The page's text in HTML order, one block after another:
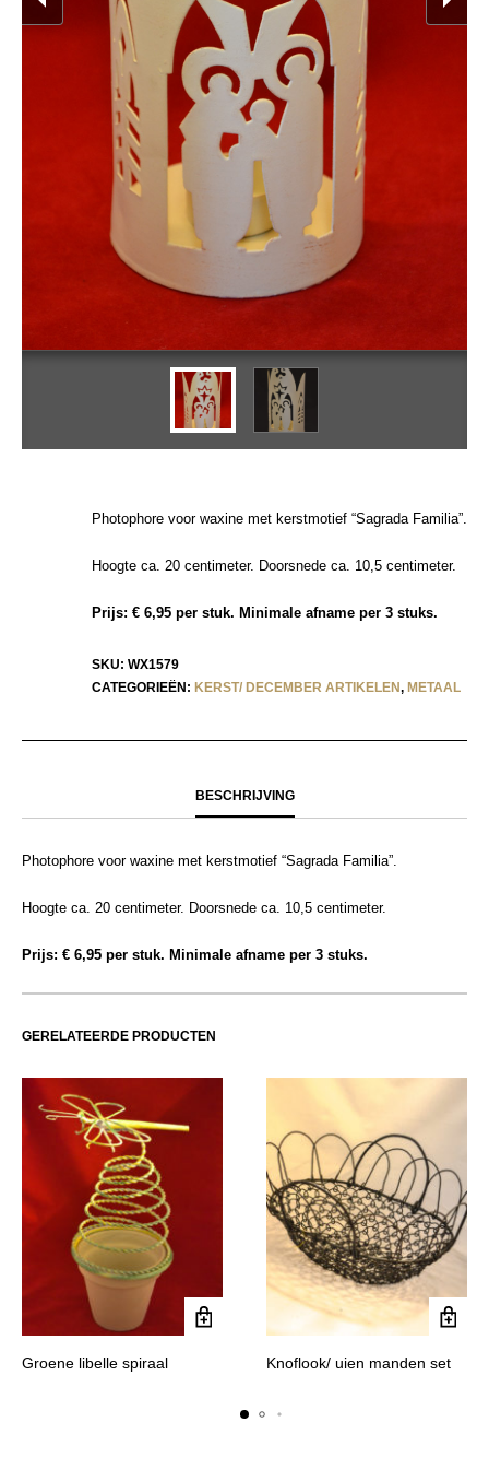
Photophore voor waxine met kerstmotief “Sagrada Familia”.
Hoogte ca. 20 centimeter. Doorsnede ca. 10,5 centimeter.
Prijs: € 6,95 per stuk. Minimale afname per 3 stuks.
SKU: WX1579
CATEGORIEËN: KERST/ DECEMBER ARTIKELEN, METAAL
BESCHRIJVING
Photophore voor waxine met kerstmotief “Sagrada Familia”.
Hoogte ca. 20 centimeter. Doorsnede ca. 10,5 centimeter.
Prijs: € 6,95 per stuk. Minimale afname per 3 stuks.
GERELATEERDE PRODUCTEN
Groene libelle spiraal Knoflook/ uien manden set